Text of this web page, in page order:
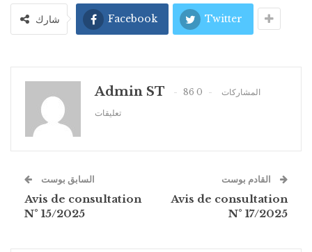
شارك Facebook Twitter
Admin ST 86 المشاركات
0
تعليقات
السابق بوست
Avis de consultation
N° 15/2025
Avis de consultation
N° 17/2025